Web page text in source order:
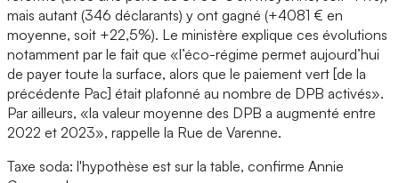
mais autant (346 déclarants) y ont gagné (+4081 € en
moyenne, soit +22,5%). Le ministère explique ces évolutions
notamment par le fait que «l’éco-régime permet aujourd’hui
de payer toute la surface, alors que le paiement vert [de la
précédente Pac] était plafonné au nombre de DPB activés».
Par ailleurs, «la valeur moyenne des DPB a augmenté entre
2022 et 2023», rappelle la Rue de Varenne.
Taxe soda: l'hypothèse est sur la table, confirme Annie